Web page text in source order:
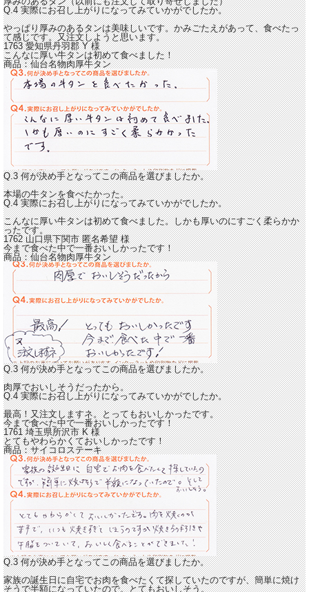
Q.4 実際にお召し上がりになってみていかがでしたか。
やっぱり厚みのあるタンは美味しいです。かみごたえがあって、食べたっ
て感じです。又注文しようと思います。
1763 愛知県丹羽郡Y様
こんなに厚い牛タンは初めて食べました！
商品：仙台名物肉厚牛タン
Q.3 何が決め手となってこの商品を選びましたか。
本場の牛タンを食べたかった。
Q.4 実際にお召し上がりになってみていかがでしたか。
こんなに厚い牛タンは初めて食べました。しかも厚いのにすごく柔らかか
ったです。
1762 山口県下関市匿名希望様
今まで食べた中で一番おいしかったです！
商品：仙台名物肉厚牛タン
Q.3 何が決め手となってこの商品を選びましたか。
肉厚でおいしそうだったから。
Q.4 実際にお召し上がりになってみていかがでしたか。
最高！又注文しますネ。とってもおいしかったです。
今まで食べた中で一番おいしかったです！
1761 埼玉県所沢市K様
とてもやわらかくておいしかったです！
商品：サイコロステーキ
Q.3 何が決め手となってこの商品を選びましたか。
家族の誕生日に自宅でお肉を食べたくて探していたのですが、簡単に焼け
そうで半額になっていたので。とてもおいしそう。